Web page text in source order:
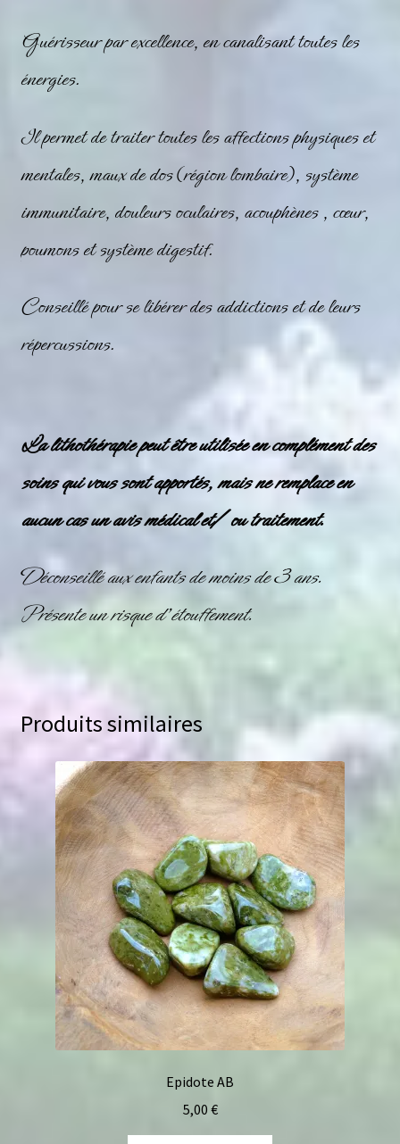
Guérisseur par excellence, en canalisant toutes les
énergies.
Il permet de traiter toutes les affections physiques et
mentales, maux de dos (région lombaire), système
immunitaire, douleurs oculaires, acouphènes , cœur,
poumons et système digestif.
Conseillé pour se libérer des addictions et de leurs
répercussions.
La lithothérapie peut être utilisée en complément des
soins qui vous sont apportés, mais ne remplace en
aucun cas un avis médical et/ ou traitement.
Déconseillé aux enfants de moins de 3 ans.
Présente un risque d’étouffement.
Produits similaires
Epidote AB
5,00 €